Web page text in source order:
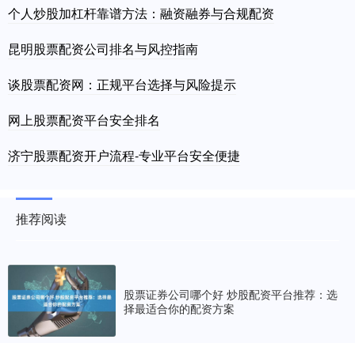
个人炒股加杠杆靠谱方法：融资融券与合规配资
昆明股票配资公司排名与风控指南
谈股票配资网：正规平台选择与风险提示
网上股票配资平台安全排名
济宁股票配资开户流程-专业平台安全便捷
推荐阅读
股票证券公司哪个好 炒股配资平台推荐：选
择最适合你的配资方案